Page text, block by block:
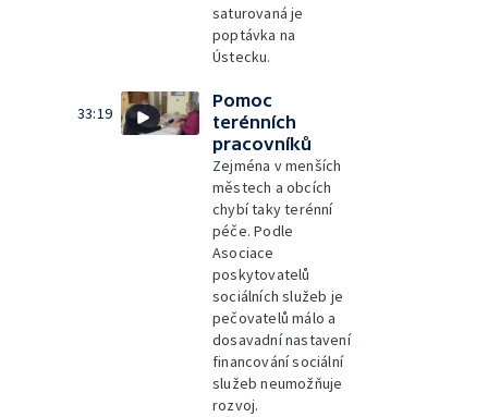
saturovaná je
poptávka na
Ústecku.
33:19
Pomoc
terénních
pracovníků
Zejména v menších
městech a obcích
chybí taky terénní
péče. Podle
Asociace
poskytovatelů
sociálních služeb je
pečovatelů málo a
dosavadní nastavení
financování sociální
služeb neumožňuje
rozvoj.